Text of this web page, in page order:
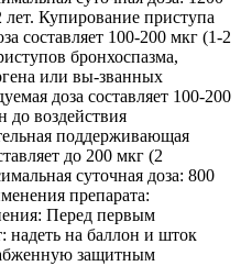
Купирование приступа
составляет 100-200 мкг (1-2
бронхоспазма,
или вы-званных
доза составляет 100-200
до воздействия
поддерживающая
до 200 мкг (2
суточная доза: 800
препарата:
Перед первым
надеть на баллон и шток
защитным